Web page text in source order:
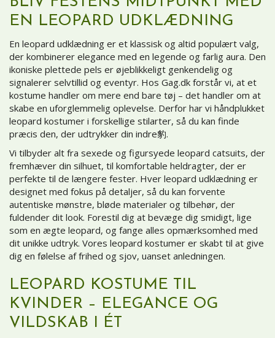
EN LEOPARD UDKLÆDNING
En leopard udklædning er et klassisk og altid populært valg,
der kombinerer elegance med en legende og farlig aura. Den
ikoniske plettede pels er øjeblikkeligt genkendelig og
signalerer selvtillid og eventyr. Hos Gag.dk forstår vi, at et
kostume handler om mere end bare tøj – det handler om at
skabe en uforglemmelig oplevelse. Derfor har vi håndplukket
leopard kostumer i forskellige stilarter, så du kan finde
præcis den, der udtrykker din indre豹.
Vi tilbyder alt fra sexede og figursyede leopard catsuits, der
fremhæver din silhuet, til komfortable heldragter, der er
perfekte til de længere fester. Hver leopard udklædning er
designet med fokus på detaljer, så du kan forvente
autentiske mønstre, bløde materialer og tilbehør, der
fuldender dit look. Forestil dig at bevæge dig smidigt, lige
som en ægte leopard, og fange alles opmærksomhed med
dit unikke udtryk. Vores leopard kostumer er skabt til at give
dig en følelse af frihed og sjov, uanset anledningen.
LEOPARD KOSTUME TIL
KVINDER – ELEGANCE OG
VILDSKAB I ÉT